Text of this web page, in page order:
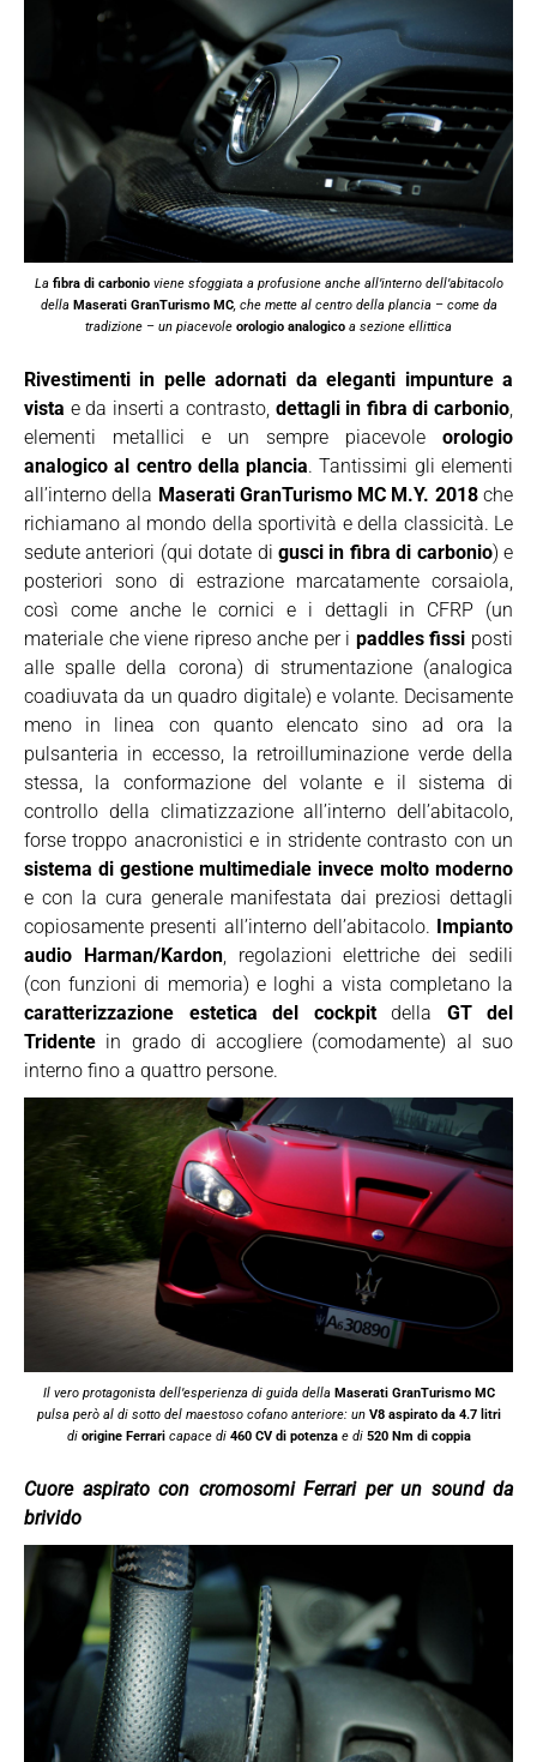
La fibra di carbonioviene sfoggiata a profusione anche all’interno dell’abitacolo
della Maserati GranTurismo MC, che mette al centro della plancia – come da
tradizione – un piacevole orologio analogico a sezione ellittica
Rivestimenti in pelle adornati da eleganti impunture a
vista e da inserti a contrasto, dettagli in fibra di carbonio
elementi metallici e un sempre piacevole orologio
analogico al centro della plancia. Tantissimi gli elementi
all’interno della Maserati GranTurismo MC M.Y. 2018che
richiamano al mondo della sportività e della classicità. Le
sedute anteriori (qui dotate di gusci in fibra di carbonio) e
posteriori sono di estrazione marcatamente corsaiola,
così come anche le cornici e i dettagli in CFRP (un
materiale che viene ripreso anche per i paddles fissi posti
alle spalle della corona) di strumentazione (analogica
coadiuvata da un quadro digitale) e volante. Decisamente
meno in linea con quanto elencato sino ad ora la
pulsanteria in eccesso, la retroilluminazione verde della
stessa, la conformazione del volante e il sistema di
controllo della climatizzazione all’interno dell’abitacolo,
forse troppo anacronistici e in stridente contrasto con un
sistema di gestione multimediale invece molto moderno
e con la cura generale manifestata dai preziosi dettagli
copiosamente presenti all’interno dell’abitacolo. Impianto
audio Harman/Kardon, regolazioni elettriche dei sedili
(con funzioni di memoria) e loghi a vista completano la
caratterizzazione estetica del cockpitdella GT del
Tridente in grado di accogliere (comodamente) al suo
interno fino a quattro persone.
Il vero protagonista dell’esperienza di guida della Maserati GranTurismo MC
pulsa però al di sotto del maestoso cofano anteriore: un V8 aspirato da 4.7 litri
di origine Ferraricapace di 460 CV di potenzae di 520 Nm di coppia
Cuore aspirato con cromosomi Ferrari per un sound da
brivido